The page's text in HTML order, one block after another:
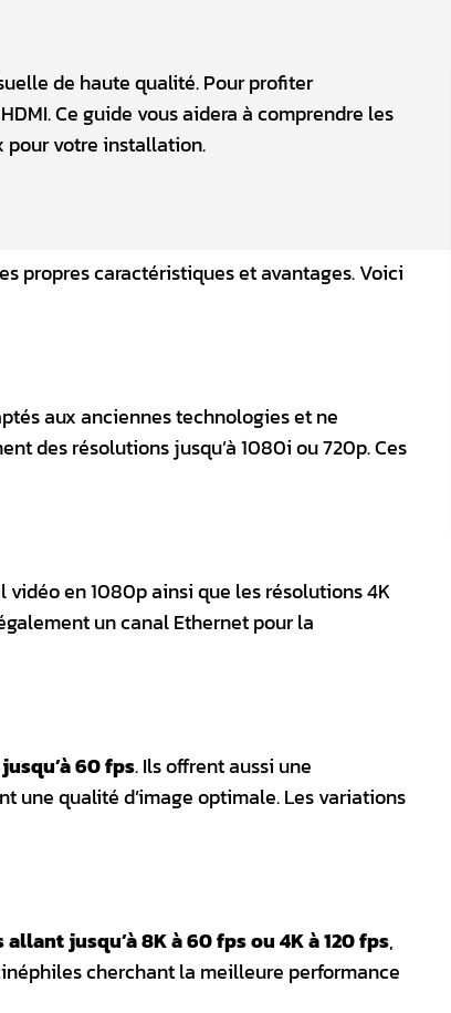
de haute qualité. Pour profiter
Ce guide vous aidera à comprendre les
votre installation.
propres caractéristiques et avantages. Voici
aux anciennes technologies et ne
des résolutions jusqu’à 1080i ou 720p. Ces
en 1080p ainsi que les résolutions 4K
un canal Ethernet pour la
60 fps. Ils offrent aussi une
une qualité d’image optimale. Les variations
jusqu’à 8K à 60 fps ou 4K à 120 fps,
cherchant la meilleure performance